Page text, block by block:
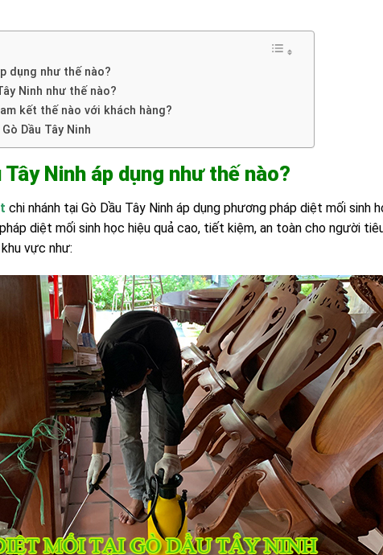
dụng như thế nào?
Ninh như thế nào?
kết thế nào với khách hàng?
Dầu Tây Ninh
Ninh áp dụng như thế nào?
chi nhánh tại Gò Dầu Tây Ninh áp dụng phương pháp diệt mối sinh
diệt mối sinh học hiệu quả cao, tiết kiệm, an toàn cho người
vực như: